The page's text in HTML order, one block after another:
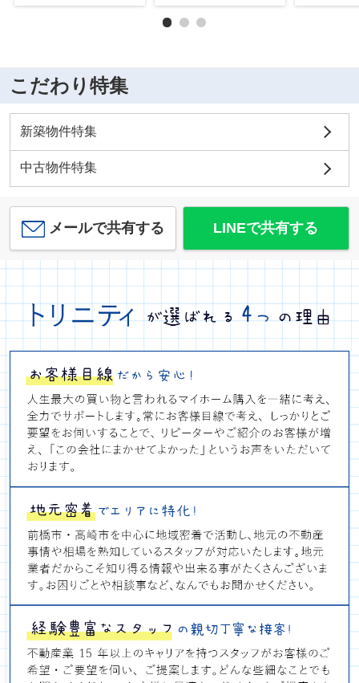
こだわり特集
新築物件特集
中古物件特集
メールで共有する LINEで共有する